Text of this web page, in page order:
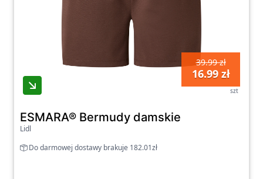
39.99 zł
16.99 zł
szt
ESMARA® Bermudy damskie
Lidl
Do darmowej dostawy brakuje 182.01zł